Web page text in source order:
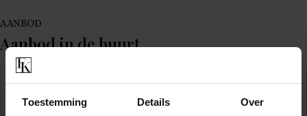
Toestemming Details Over
AANBOD
Aanbod in de buurt